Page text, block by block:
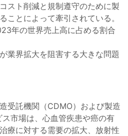
スト削減と規制遵守のために製
ことによって牽引されている。
年の世界売上高に占める割合
業界拡大を阻害する大きな問題
受託機関（CDMO）および製造
市場は、心血管疾患や癌の有
療に対する需要の拡大、放射性